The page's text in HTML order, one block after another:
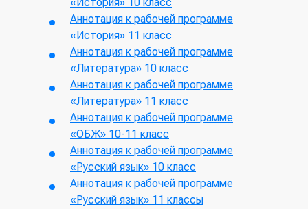
Аннотация к рабочей программе
«История» 11 класс
Аннотация к рабочей программе
«Литература» 10 класс
Аннотация к рабочей программе
«Литература» 11 класс
Аннотация к рабочей программе
«ОБЖ» 10-11 класс
Аннотация к рабочей программе
«Русский язык» 10 класс
Аннотация к рабочей программе
«Русский язык» 11 классы